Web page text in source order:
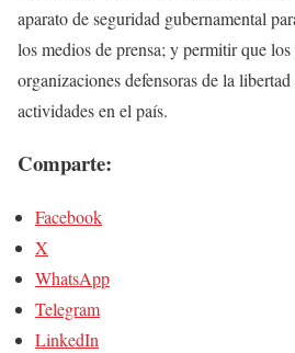
aparato de seguridad gubernamental
los medios de prensa; y permitir que
organizaciones defensoras de la
actividades en el país.
Comparte:
Facebook
X
WhatsApp
Telegram
LinkedIn